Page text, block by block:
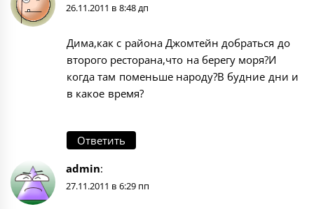
26.11.2011 в 8:48 дп
Дима,как с района Джомтейн добраться до
второго ресторана,что на берегу моря?И
когда там поменьше народу?В будние дни и
в какое время?
Ответить
admin:
27.11.2011 в 6:29 пп